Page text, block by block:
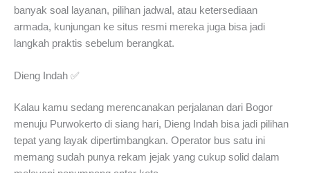
banyak soal layanan, pilihan jadwal, atau ketersediaan
armada, kunjungan ke situs resmi mereka juga bisa jadi
langkah praktis sebelum berangkat.
Dieng Indah ✅
Kalau kamu sedang merencanakan perjalanan dari Bogor
menuju Purwokerto di siang hari, Dieng Indah bisa jadi pilihan
tepat yang layak dipertimbangkan. Operator bus satu ini
memang sudah punya rekam jejak yang cukup solid dalam